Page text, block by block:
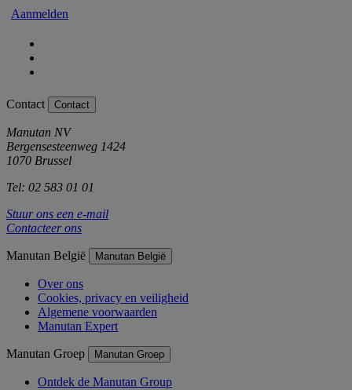
Aanmelden
Contact Contact
Manutan NV
Bergensesteenweg 1424
1070 Brussel
Tel: 02 583 01 01
Stuur ons een e-mail
Contacteer ons
Manutan België Manutan België
Over ons
Cookies, privacy en veiligheid
Algemene voorwaarden
Manutan Expert
Manutan Groep Manutan Groep
Ontdek de Manutan Group